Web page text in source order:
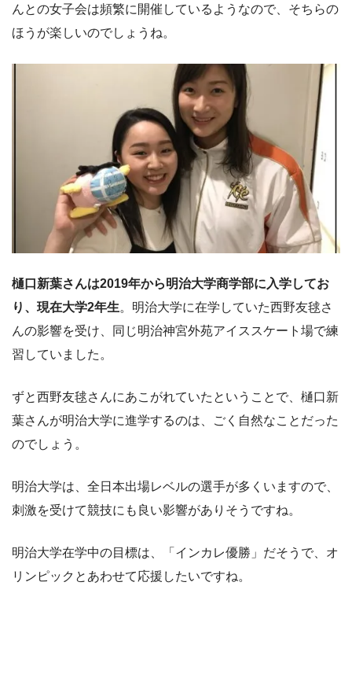
んとの女子会は頻繁に開催しているようなので、そちらの
ほうが楽しいのでしょうね。
樋口新葉さんは2019年から明治大学商学部に入学してお
り、現在大学2年生。明治大学に在学していた西野友毬さ
んの影響を受け、同じ明治神宮外苑アイススケート場で練
習していました。
ずと西野友毬さんにあこがれていたということで、樋口新
葉さんが明治大学に進学するのは、ごく自然なことだった
のでしょう。
明治大学は、全日本出場レベルの選手が多くいますので、
刺激を受けて競技にも良い影響がありそうですね。
明治大学在学中の目標は、「インカレ優勝」だそうで、オ
リンピックとあわせて応援したいですね。